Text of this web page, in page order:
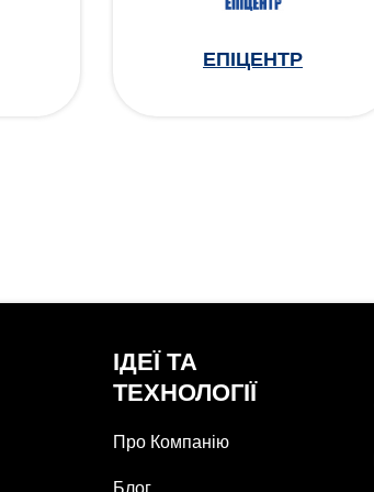
ЕПІЦЕНТР
ІДЕЇ ТА
ТЕХНОЛОГІЇ
Про Компанію
Блог